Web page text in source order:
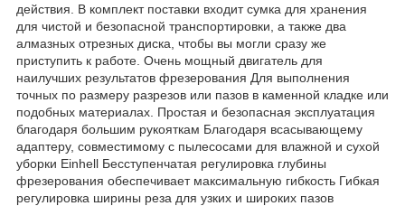
действия. В комплект поставки входит сумка для хранения
для чистой и безопасной транспортировки, а также два
алмазных отрезных диска, чтобы вы могли сразу же
приступить к работе. Очень мощный двигатель для
наилучших результатов фрезерования Для выполнения
точных по размеру разрезов или пазов в каменной кладке или
подобных материалах. Простая и безопасная эксплуатация
благодаря большим рукояткам Благодаря всасывающему
адаптеру, совместимому с пылесосами для влажной и сухой
уборки Einhell Бесступенчатая регулировка глубины
фрезерования обеспечивает максимальную гибкость Гибкая
регулировка ширины реза для узких и широких пазов